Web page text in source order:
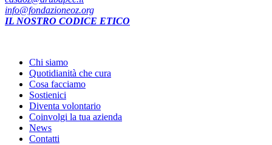
info@fondazioneoz.org
IL NOSTRO CODICE ETICO
Chi siamo
Quotidianità che cura
Cosa facciamo
Sostienici
Diventa volontario
Coinvolgi la tua azienda
News
Contatti